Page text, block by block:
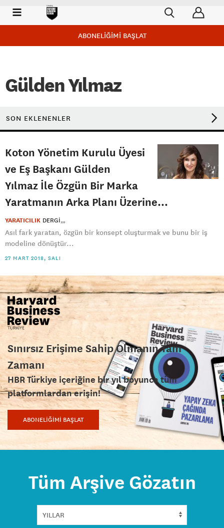
ABONELİĞİMİ BAŞLAT
Gülden Yılmaz
SON EKLENENLER
Koton Yönetim Kurulu Üyesi
ve Eş Başkanı Gülden
Yılmaz İle Özgün Bir Marka
Yaratmanın Arka Planı Üzerine…
YARATICILIK DERGI
Asıl fark yaratan, özgün bir konsept oluşturmak ve bunu bir iş
modeline dönüştür...
27 MART 2018, SALI
Sınırsız Erişime Sahip Olmanın Tam
Zamanı
HBR Türkiye içeriğine bir yıl boyunca tüm
platformlardan erişin!
ABONELİĞİMİ BAŞLAT
Tüm Arşive Gözatın